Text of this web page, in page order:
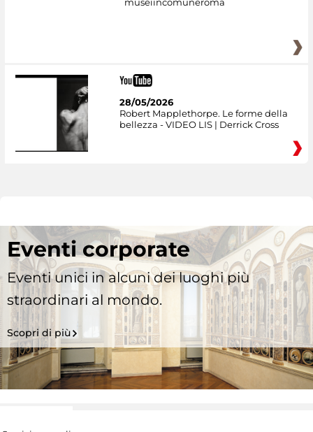
28/05/2026
Robert Mapplethorpe. Le forme della
bellezza - VIDEO LIS | Derrick Cross
Eventi corporate
Eventi unici in alcuni dei luoghi più
straordinari al mondo.
Scopri di più